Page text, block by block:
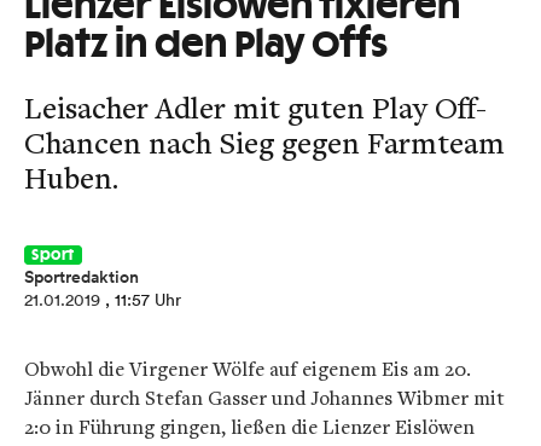
Lienzer Eislöwen fixieren
Platz in den Play Offs
Leisacher Adler mit guten Play Off-
Chancen nach Sieg gegen Farmteam
Huben.
Sport
Sportredaktion
21.01.2019 , 11:57 Uhr
Obwohl die Virgener Wölfe auf eigenem Eis am 20.
Jänner durch Stefan Gasser und Johannes Wibmer mit
2:0 in Führung gingen, ließen die Lienzer Eislöwen